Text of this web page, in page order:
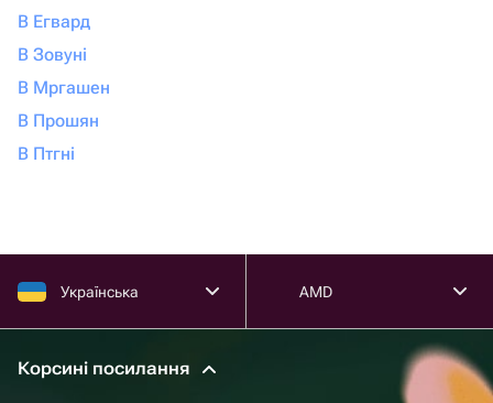
В Егвард
В Зовуні
В Мргашен
В Прошян
В Птгні
Українська AMD
Корсині посилання